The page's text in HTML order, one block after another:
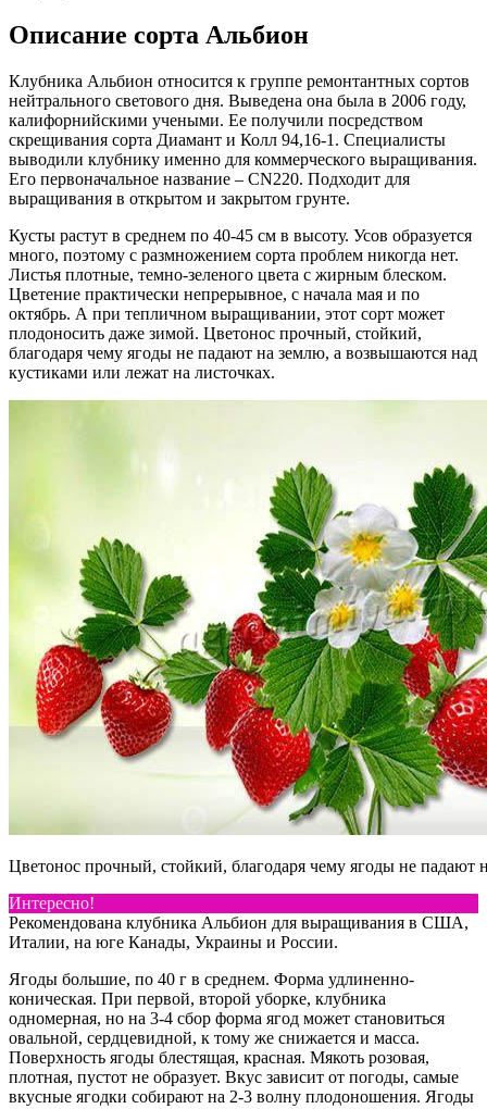
Описание сорта Альбион
Клубника Альбион относится к группе ремонтантных сортов
нейтрального светового дня. Выведена она была в 2006 году,
калифорнийскими учеными. Ее получили посредством
скрещивания сорта Диамант и Колл 94,16-1. Специалисты
выводили клубнику именно для коммерческого выращивания.
Его первоначальное название – CN220. Подходит для
выращивания в открытом и закрытом грунте.
Кусты растут в среднем по 40-45 см в высоту. Усов образуется
много, поэтому с размножением сорта проблем никогда нет.
Листья плотные, темно-зеленого цвета с жирным блеском.
Цветение практически непрерывное, с начала мая и по
октябрь. А при тепличном выращивании, этот сорт может
плодоносить даже зимой. Цветонос прочный, стойкий,
благодаря чему ягоды не падают на землю, а возвышаются над
кустиками или лежат на листочках.
Цветонос прочный, стойкий, благодаря чему ягоды не падают
Интересно!
Рекомендована клубника Альбион для выращивания в США,
Италии, на юге Канады, Украины и России.
Ягоды большие, по 40 г в среднем. Форма удлиненно-
коническая. При первой, второй уборке, клубника
одномерная, но на 3-4 сбор форма ягод может становиться
овальной, сердцевидной, к тому же снижается и масса.
Поверхность ягоды блестящая, красная. Мякоть розовая,
плотная, пустот не образует. Вкус зависит от погоды, самые
вкусные ягодки собирают на 2-3 волну плодоношения. Ягоды